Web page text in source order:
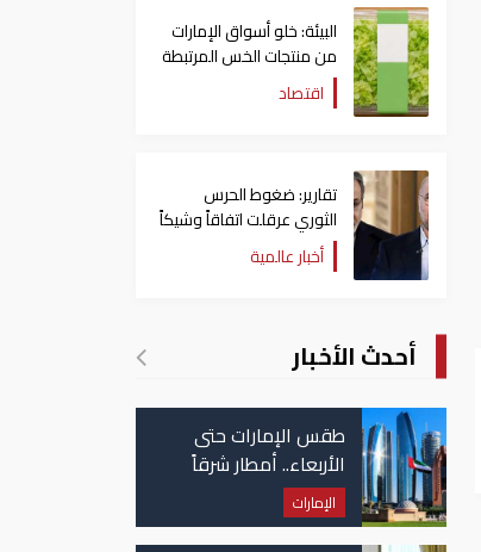
البيئة: خلو أسواق الإمارات
من منتجات الخس المرتبطة
بتفشي داء السيكلوسبورا
اقتصاد
تقارير: ضغوط الحرس
الثوري عرقلت اتفاقاً وشيكاً
حول هرمز
أخبار عالمية
أحدث الأخبار
طقس الإمارات حتى
الأربعاء.. أمطار شرقاً
وجنوباً وانخفاض
تدريجي للحرارة
الإمارات